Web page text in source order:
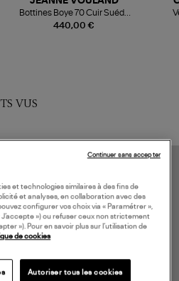
440,00 €
Bottines Boye 70 Cuir Suédé
Noir
VUS
et technologies similaires à des fins de
et analyses, en collaboration avec des
configurer vos choix via « Paramétrer »,
») ou refuser ceux non strictement
»). Pour en savoir plus sur l’utilisation de
de cookies
Autoriser tous les cookies
Continuer sans accepter